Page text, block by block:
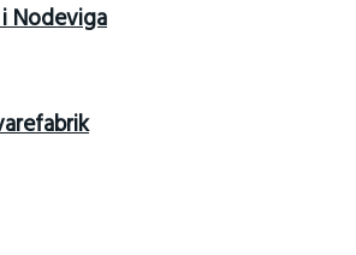
Nodeviga